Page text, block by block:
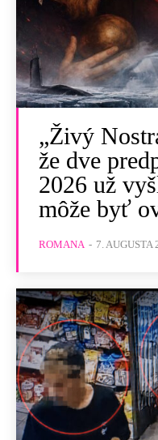
„Živý
že dve
2026 už
môže byť
ROMANA - 7. AUGUSTA